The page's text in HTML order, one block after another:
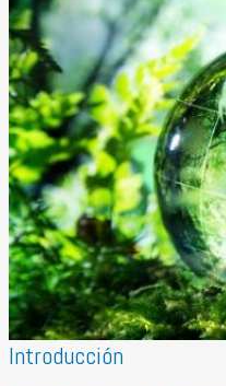
Introducción